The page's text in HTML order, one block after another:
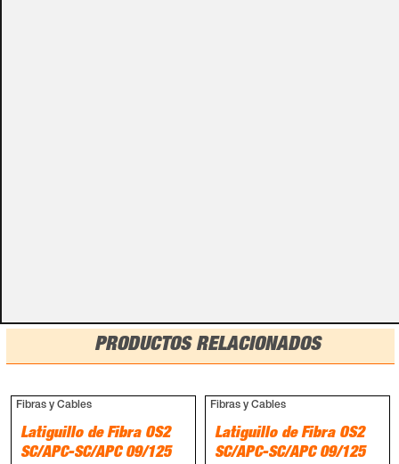
PRODUCTOS RELACIONADOS
Fibras y Cables
Latiguillo de Fibra OS2
SC/APC-SC/APC 09/125
Fibras y Cables
Latiguillo de Fibra OS2
SC/APC-SC/APC 09/125